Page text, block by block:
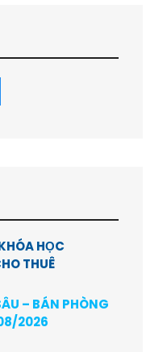
HỌC
THUÊ
– BÁN PHÒNG
2026